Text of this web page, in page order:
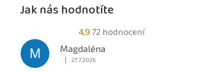
Jak nás hodnotíte
4,9Průměrné
hodnocení
obchodu
72 hodnocení
M
Magdaléna
Hodnocení obchodu je 5 z 5 hvězdiček.
| 27.7.2026